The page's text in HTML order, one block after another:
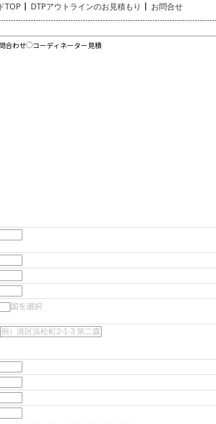
TOP DTPアウトラインのお見積もり お問合せ